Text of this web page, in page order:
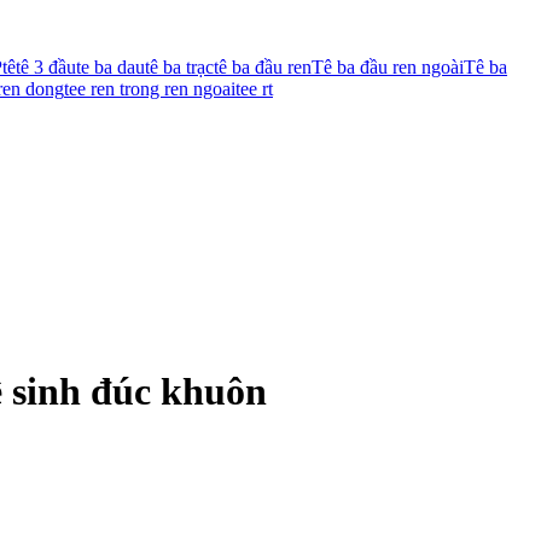
têtê 3 đầute ba dautê ba trạctê ba đầu renTê ba đầu ren ngoàiTê ba
dongtee ren trong ren ngoaitee rt
sinh đúc khuôn